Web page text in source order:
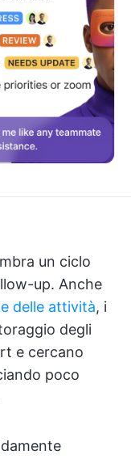
un ciclo
up. Anche
delle attività, i
degli
e cercano
poco